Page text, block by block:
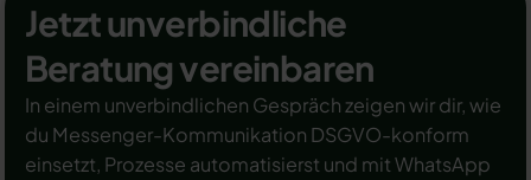
Jetzt unverbindliche
Beratung vereinbaren
In einem unverbindlichen Gespräch zeigen wir dir, wie
du Messenger-Kommunikation DSGVO-konform
einsetzt, Prozesse automatisierst und mit WhatsApp